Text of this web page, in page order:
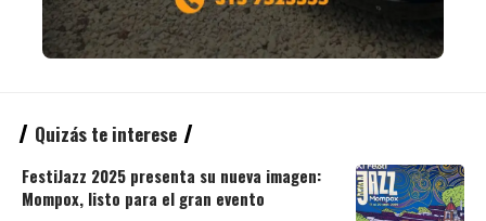
Quizás te interese
FestiJazz 2025 presenta su nueva imagen:
Mompox, listo para el gran evento